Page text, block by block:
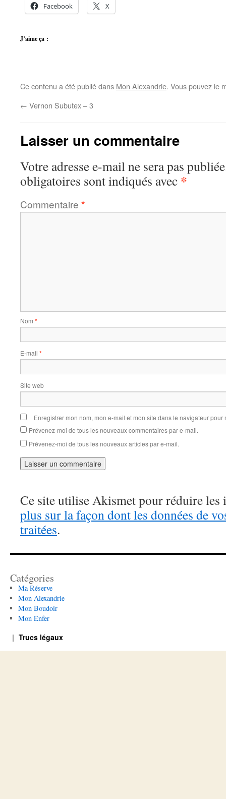
Facebook X
J’aime ça :
Ce contenu a été publié dans Mon Alexandrie. Vous pouvez le
← Vernon Subutex – 3
Laisser un commentaire
Votre adresse e-mail ne sera pas
obligatoires sont indiqués avec *
Commentaire *
Nom *
E-mail *
Site web
Enregistrer mon nom, mon e-mail et mon site dans le navigateur
Prévenez-moi de tous les nouveaux commentaires par e-mail.
Prévenez-moi de tous les nouveaux articles par e-mail.
Ce site utilise Akismet pour réduire les
plus sur la façon dont les données de
traitées.
Catégories
Ma Réserve
Mon Alexandrie
Mon Boudoir
Mon Enfer
Trucs légaux